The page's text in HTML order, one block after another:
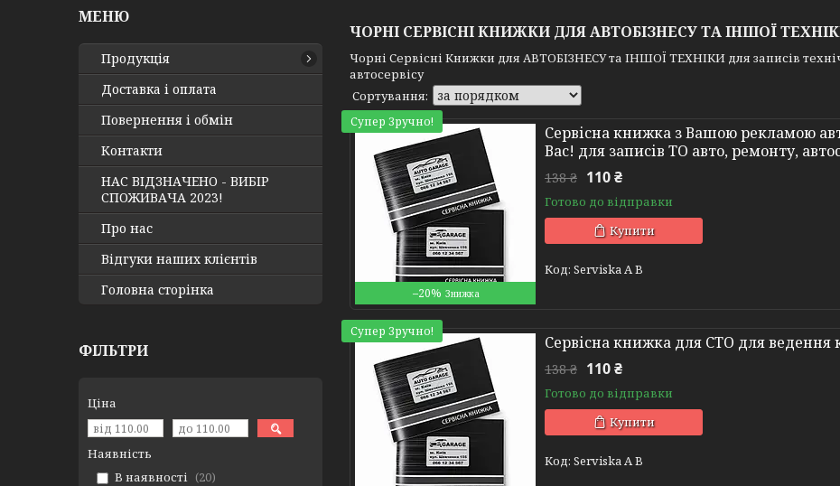
ЧОРНІ СЕРВІСНІ КНИЖКИ ДЛЯ АВТОБІЗНЕСУ ТА ІНШОЇ
Чорні Сервісні Книжки для АВТОБІЗНЕСУ та ІНШОЇ ТЕХНІКИ для записів
автосервісу
Супер Зручно!
–20%
Сервісна книжка з Вашою рекламою
Вас! для записів ТО авто, ремонту,
138 ₴ 110 ₴
Готово до відправки
Купити
Serviska A B
Супер Зручно!
Сервісна книжка для СТО для ведення
138 ₴ 110 ₴
Готово до відправки
Купити
Serviska A B
Продукція
Доставка і оплата
Повернення і обмін
Контакти
НАС ВІДЗНАЧЕНО - ВИБІР
СПОЖИВАЧА 2023!
Про нас
Відгуки наших клієнтів
Головна сторінка
ФІЛЬТРИ
Ціна
Наявність
В наявності
20